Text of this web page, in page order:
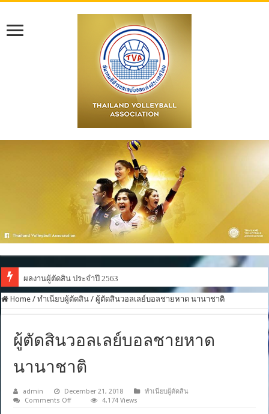
ผลงานผู้ตัดสิน ประจำปี 2563
Home / ทำเนียบผู้ตัดสิน / ผู้ตัดสินวอลเลย์บอลชายหาด นานาชาติ
ผู้ตัดสินวอลเลย์บอลชายหาด
นานาชาติ
admin December 21, 2018
ทำเนียบผู้ตัดสิน
Comments Offon
4,174 Views